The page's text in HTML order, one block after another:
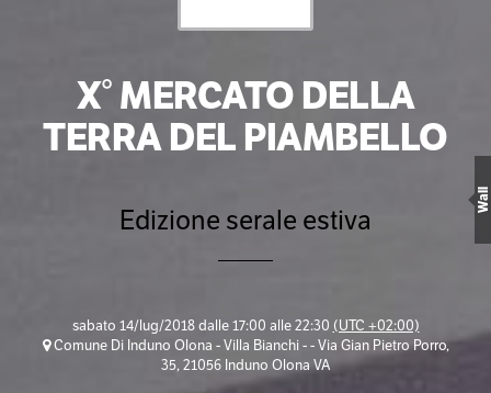
X° MERCATO DELLA
TERRA DEL PIAMBELLO
Edizione serale estiva
sabato 14/lug/2018 dalle 17:00 alle 22:30 (UTC +02:00)
Comune Di Induno Olona - Villa Bianchi - - Via Gian Pietro Porro,
35, 21056 Induno Olona VA
Wall